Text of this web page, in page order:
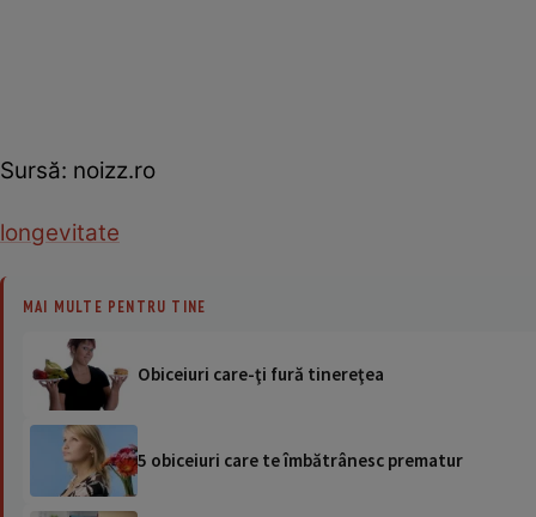
Sursă: noizz.ro
longevitate
MAI MULTE PENTRU TINE
Obiceiuri care-ţi fură tinereţea
5 obiceiuri care te îmbătrânesc prematur